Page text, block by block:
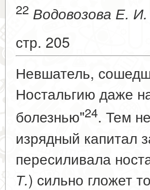
22 Водовозова Е. И.
стр. 205
Невшатель,
Ностальгию даже
болезнью"24. Тем
изрядный капитал
пересиливала
Т.) сильно гложет